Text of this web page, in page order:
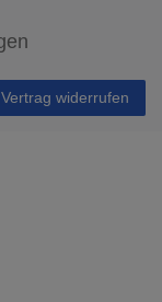
Vertrag widerrufen